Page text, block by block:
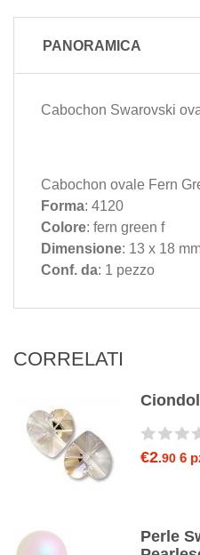
PANORAMICA
Cabochon Swarovski
Cabochon ovale Fern
Forma: 4120
Colore: fern green f
Dimensione: 13 x 18
Conf. da: 1 pezzo
CORRELATI
€2.90 6
Perle